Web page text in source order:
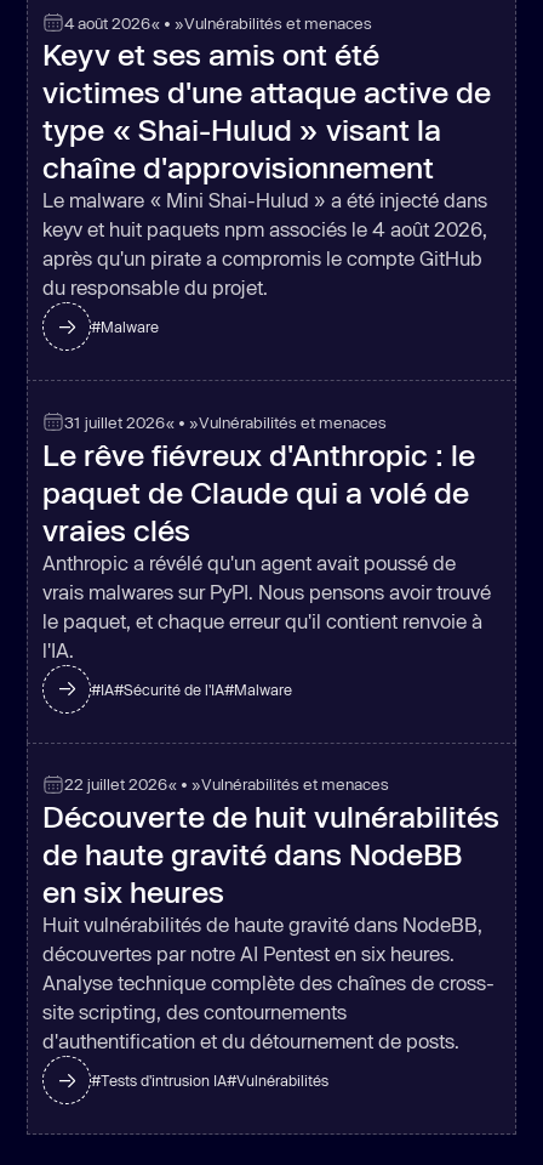
4 août 2026« • »Vulnérabilités et menaces
Keyv et ses amis ont été
victimes d'une attaque active de
type « Shai-Hulud » visant la
chaîne d'approvisionnement
Le malware « Mini Shai-Hulud » a été injecté dans
keyv et huit paquets npm associés le 4 août 2026,
après qu'un pirate a compromis le compte GitHub
du responsable du projet.
#Malware
31 juillet 2026« • »Vulnérabilités et menaces
Le rêve fiévreux d'Anthropic : le
paquet de Claude qui a volé de
vraies clés
Anthropic a révélé qu'un agent avait poussé de
vrais malwares sur PyPI. Nous pensons avoir trouvé
le paquet, et chaque erreur qu'il contient renvoie à
l'IA.
#IA#Sécurité de l'IA#Malware
22 juillet 2026« • »Vulnérabilités et menaces
Découverte de huit vulnérabilités
de haute gravité dans NodeBB
en six heures
Huit vulnérabilités de haute gravité dans NodeBB,
découvertes par notre AI Pentest en six heures.
Analyse technique complète des chaînes de cross-
site scripting, des contournements
d'authentification et du détournement de posts.
#Tests d'intrusion IA#Vulnérabilités